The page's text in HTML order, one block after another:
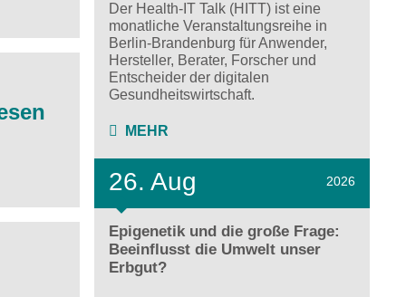
Der Health-IT Talk (HITT) ist eine
monatliche Veranstaltungsreihe in
Berlin-Brandenburg für Anwender,
Hersteller, Berater, Forscher und
Entscheider der digitalen
Gesundheitswirtschaft.
MEHR
26. Aug 2026
Epigenetik und die große Frage:
Beeinflusst die Umwelt unser
Erbgut?